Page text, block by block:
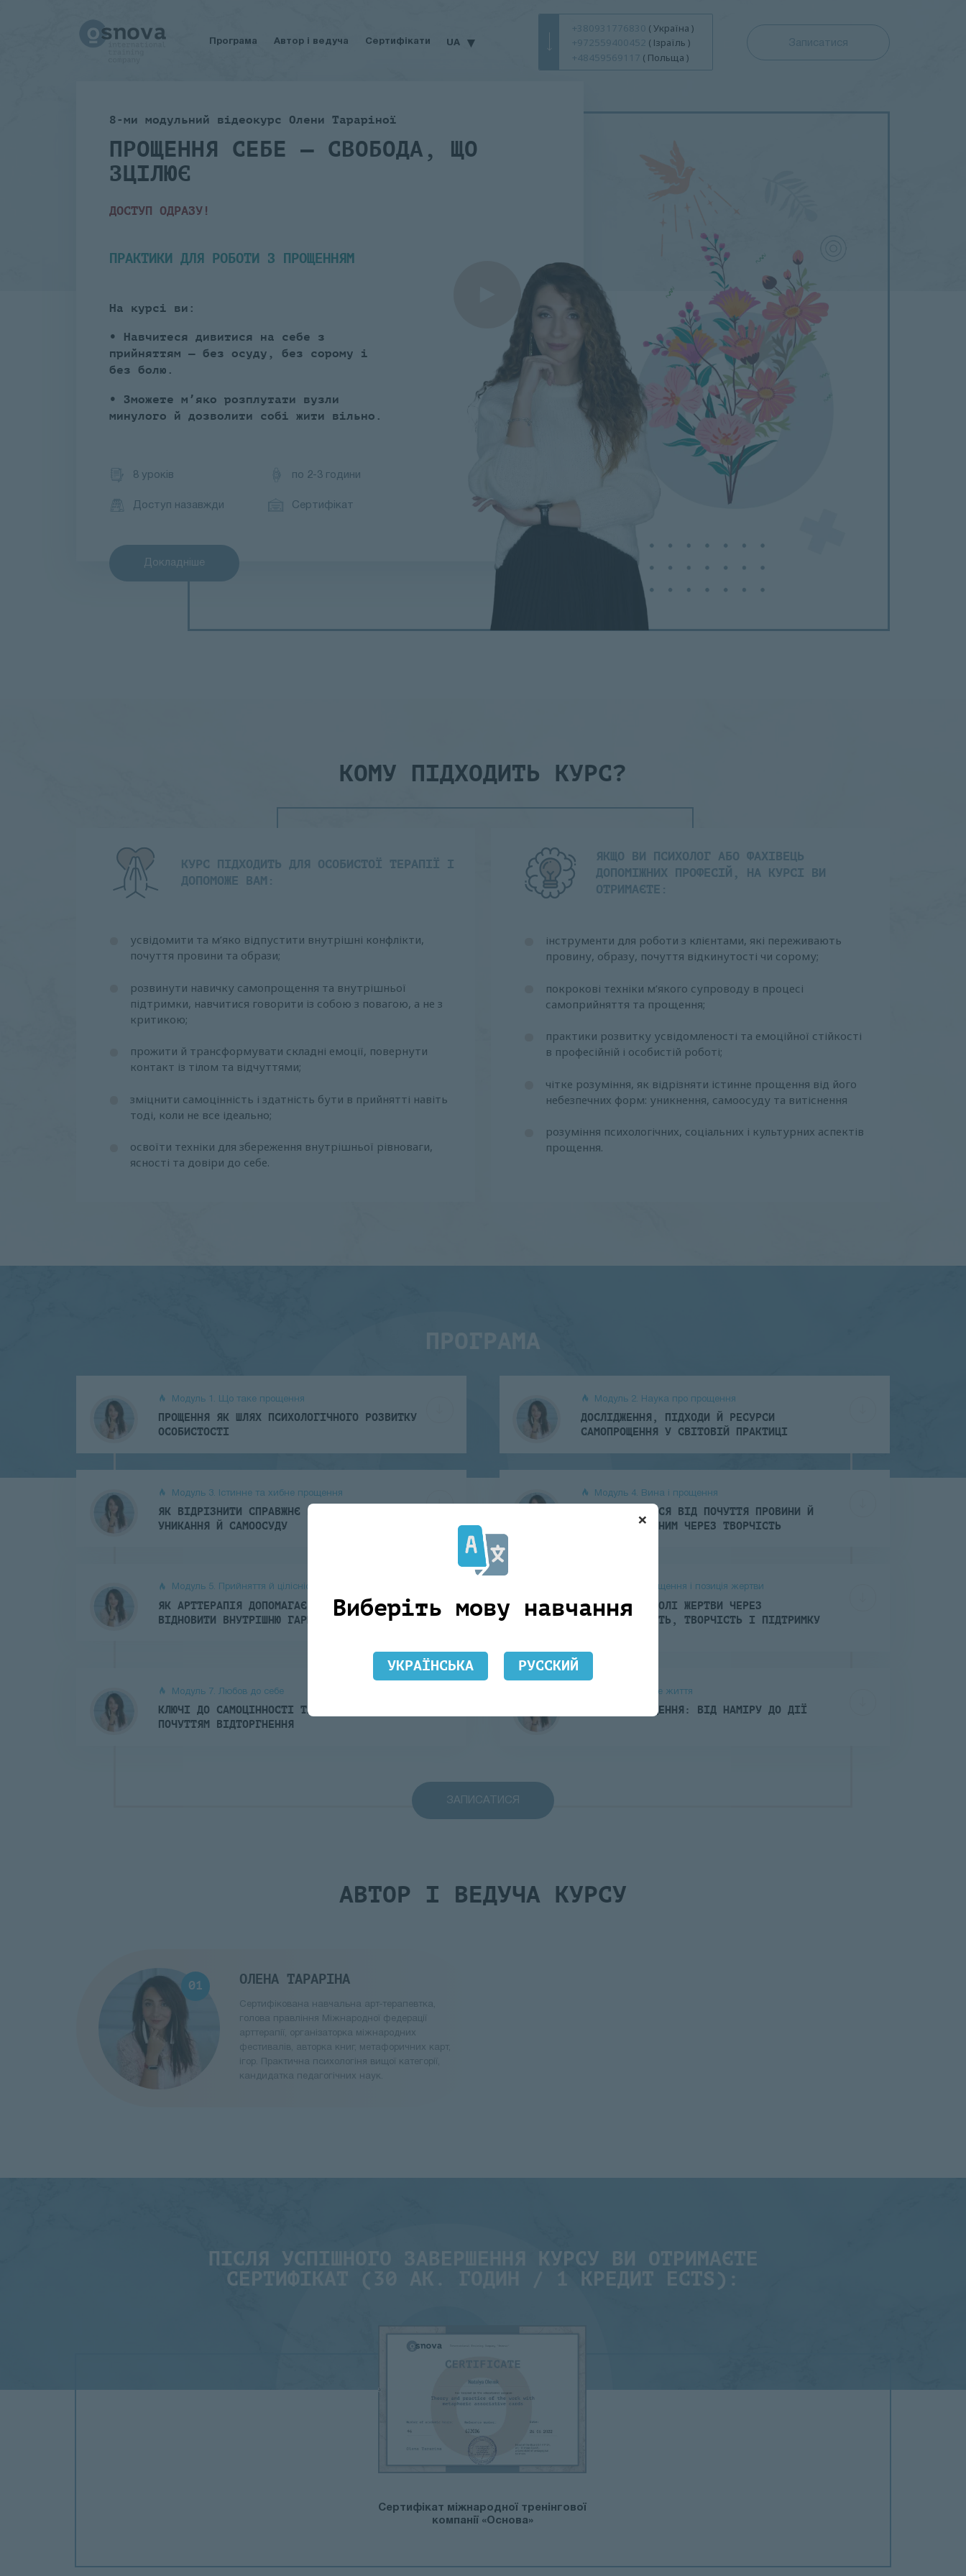
Програма Автор і ведуча Сертифікати UA ▾
+380931776830 ( Україна )
+972559400452 ( Ізраїль )
+48459569117 ( Польща )
Записатися
8-ми модульний відеокурс Олени Тараріної
ПРОЩЕННЯ СЕБЕ – СВОБОДА, ЩО
ЗЦІЛЮЄ
ДОСТУП ОДРАЗУ!
ПРАКТИКИ ДЛЯ РОБОТИ З ПРОЩЕННЯМ
На курсі ви:
• Навчитеся дивитися на себе з
прийняттям — без осуду, без сорому і
без болю.
• Зможете м’яко розплутати вузли
минулого й дозволити собі жити вільно.
8 уроків по 2-3 години
Доступ назавжди Сертифікат
Докладніше
КОМУ ПІДХОДИТЬ КУРС?
КУРС ПІДХОДИТЬ ДЛЯ ОСОБИСТОЇ ТЕРАПІЇ І
ДОПОМОЖЕ ВАМ:
усвідомити та м’яко відпустити внутрішні конфлікти,
почуття провини та образи;
розвинути навичку самопрощення та внутрішньої
підтримки, навчитися говорити із собою з повагою, а не з
критикою;
прожити й трансформувати складні емоції, повернути
контакт із тілом та відчуттями;
зміцнити самоцінність і здатність бути в прийнятті навіть
тоді, коли не все ідеально;
освоїти техніки для збереження внутрішньої рівноваги,
ясності та довіри до себе.
ЯКЩО ВИ ПСИХОЛОГ АБО ФАХІВЕЦЬ
ДОПОМІЖНИХ ПРОФЕСІЙ, НА КУРСІ ВИ
ОТРИМАЄТЕ:
інструменти для роботи з клієнтами, які переживають
провину, образу, почуття відкинутості чи сорому;
покрокові техніки м’якого супроводу в процесі
самоприйняття та прощення;
практики розвитку усвідомленості та емоційної стійкості
в професійній і особистій роботі;
чітке розуміння, як відрізняти істинне прощення від його
небезпечних форм: уникнення, самоосуду та витіснення
розуміння психологічних, соціальних і культурних аспектів
прощення.
ПРОГРАМА
Модуль 1. Що таке прощення
ПРОЩЕННЯ ЯК ШЛЯХ ПСИХОЛОГІЧНОГО РОЗВИТКУ
ОСОБИСТОСТІ
Модуль 2. Наука про прощення
ДОСЛІДЖЕННЯ, ПІДХОДИ Й РЕСУРСИ
САМОПРОЩЕННЯ У СВІТОВІЙ ПРАКТИЦІ
Модуль 3. Істинне та хибне прощення
ЯК ВІДРІЗНИТИ СПРАВЖНЄ ПРОЩЕННЯ ВІД
УНИКАННЯ Й САМООСУДУ
Модуль 4. Вина і прощення
ЯК ЗВІЛЬНЯТИСЯ ВІД ПОЧУТТЯ ПРОВИНИ Й
ПРАЦЮВАТИ З НИМ ЧЕРЕЗ ТВОРЧІСТЬ
Модуль 5. Прийняття й цілісність
ЯК АРТТЕРАПІЯ ДОПОМАГАЄ ПРИЙНЯТИ СЕБЕ ТА
ВІДНОВИТИ ВНУТРІШНЮ ГАРМОНІЮ
Модуль 6. Прощення і позиція жертви
ЯК ВИЙТИ З РОЛІ ЖЕРТВИ ЧЕРЕЗ
УСВІДОМЛЕНІСТЬ, ТВОРЧІСТЬ І ПІДТРИМКУ
Модуль 7. Любов до себе
КЛЮЧІ ДО САМОЦІННОСТІ ТА РОБОТА З
ПОЧУТТЯМ ВІДТОРГНЕННЯ
Модуль 8. Нове життя
НАВИЧКА ПРОЩЕННЯ: ВІД НАМІРУ ДО ДІЇ
ЗАПИСАТИСЯ
АВТОР І ВЕДУЧА КУРСУ
ОЛЕНА ТАРАРІНА
Сертифікована навчальна арт-терапевтка,
голова правління Міжнародної федерації
арттерапії, організаторка міжнародних
фестивалів, авторка книг, метафоричних карт,
ігор. Практична психологіня вищої категорії,
кандидатка педагогічних наук.
ПІСЛЯ УСПІШНОГО ЗАВЕРШЕННЯ КУРСУ ВИ ОТРИМАЄТЕ
СЕРТИФІКАТ (30 АК. ГОДИН / 1 КРЕДИТ ECTS):
Сертифікат міжнародної тренінгової
компанії «Основа»
×
Виберіть мову навчання
УКРАЇНСЬКА РУССКИЙ